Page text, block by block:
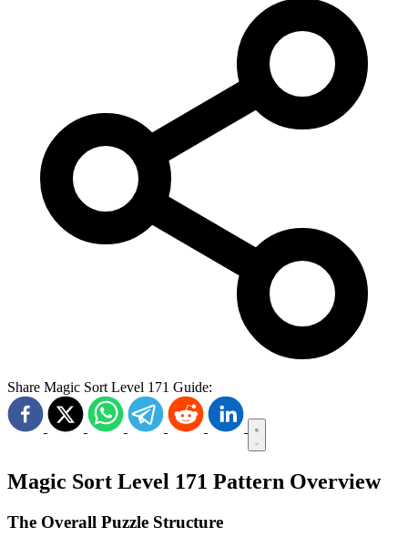
Share Magic Sort Level 171 Guide:
Magic Sort Level 171 Pattern Overview
The Overall Puzzle Structure